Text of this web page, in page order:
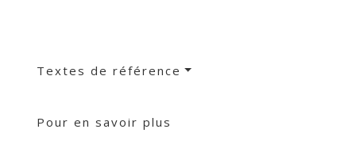
Textes de référence
Pour en savoir plus